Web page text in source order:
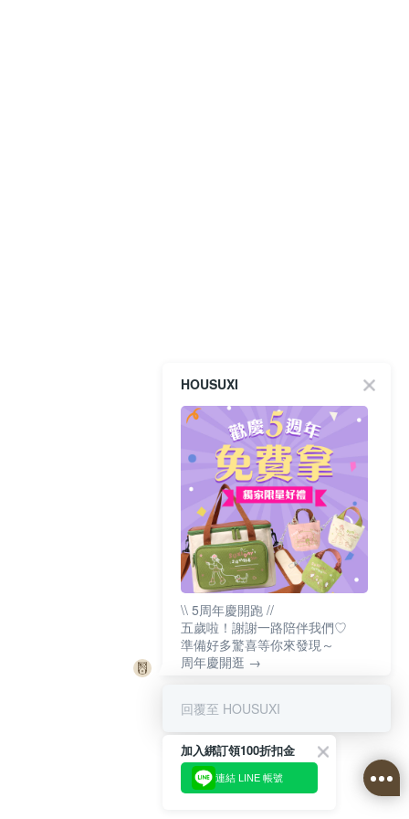
HOUSUXI
\\ 5周年慶開跑 //
五歲啦！謝謝一路陪伴我們♡
準備好多驚喜等你來發現～
周年慶開逛 →
回覆至 HOUSUXI
加入綁訂領100折扣金
連結 LINE 帳號